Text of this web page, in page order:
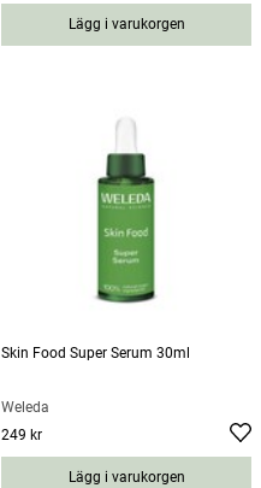
Lägg i varukorgen
Skin Food Super Serum 30ml
Weleda
Pris:
249 kr
Lägg i varukorgen